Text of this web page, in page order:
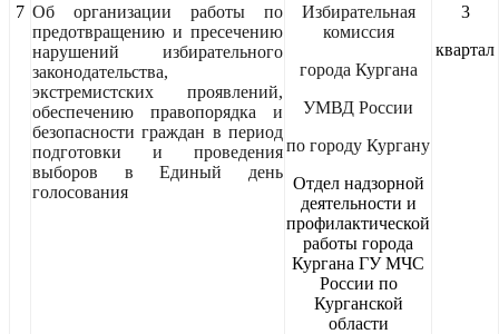
7 Об организации работы по
предотвращению и пресечению
нарушений избирательного
законодательства,
экстремистских проявлений,
обеспечению правопорядка и
безопасности граждан в период
подготовки и проведения
выборов в Единый день
голосования
Избирательная
комиссия
города Кургана
УМВД России
по городу Кургану
Отдел надзорной
деятельности и
профилактической
работы города
Кургана ГУ МЧС
России по
Курганской
области
3
квартал